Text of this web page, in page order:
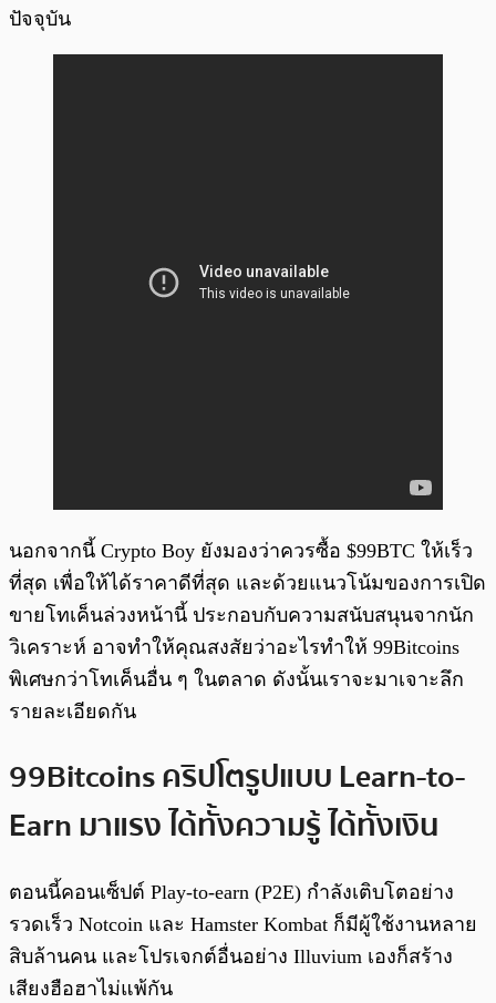
ปัจจุบัน
นอกจากนี้ Crypto Boy ยังมองว่าควรซื้อ $99BTC ให้เร็ว
ที่สุด เพื่อให้ได้ราคาดีที่สุด และด้วยแนวโน้มของการเปิด
ขายโทเค็นล่วงหน้านี้ ประกอบกับความสนับสนุนจากนัก
วิเคราะห์ อาจทำให้คุณสงสัยว่าอะไรทำให้ 99Bitcoins
พิเศษกว่าโทเค็นอื่น ๆ ในตลาด ดังนั้นเราจะมาเจาะลึก
รายละเอียดกัน
99Bitcoins คริปโตรูปแบบ Learn-to-
Earn มาแรง ได้ทั้งความรู้ ได้ทั้งเงิน
ตอนนี้คอนเซ็ปต์ Play-to-earn (P2E) กำลังเติบโตอย่าง
รวดเร็ว Notcoin และ Hamster Kombat ก็มีผู้ใช้งานหลาย
สิบล้านคน และโปรเจกต์อื่นอย่าง Illuvium เองก็สร้าง
เสียงฮือฮาไม่แพ้กัน